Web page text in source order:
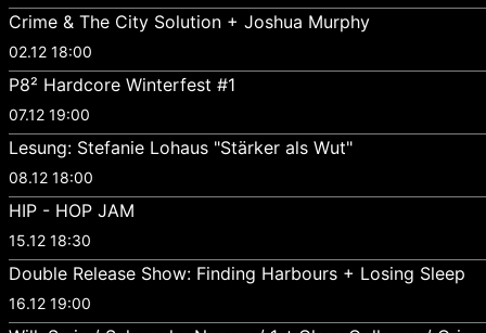
Crime & The City Solution + Joshua Murphy
02.12 18:00
P8² Hardcore Winterfest #1
07.12 19:00
Lesung: Stefanie Lohaus "Stärker als Wut"
08.12 18:00
HIP - HOP JAM
15.12 18:30
Double Release Show: Finding Harbours + Losing Sleep
16.12 19:00